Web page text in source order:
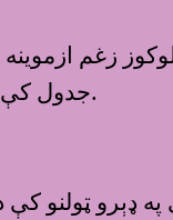
جدول کې ارزښتونه په ګوته کوي چې ايا پايلې صحي، پريډايبيټ يا د شکر ناروغي شخص اعلانوي.
ډېرو ټولنو